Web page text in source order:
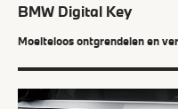
BMW Digital Key
Moeiteloos ontgrendelen en